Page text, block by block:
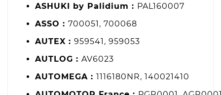
ASHUKI by Palidium : PAL160007
ASSO : 700051, 700068
AUTEX : 959541, 959053
AUTLOG : AV6023
AUTOMEGA : 1116180NR, 140021410